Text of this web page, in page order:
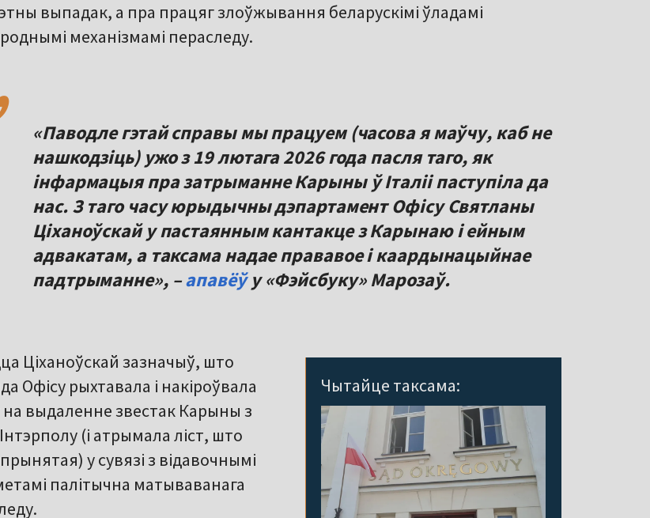
выпадак, а пра працяг злоўжывання беларускімі ўладамі
механізмамі пераследу.
«Паводле гэтай справы мы працуем (часова я маўчу, каб не
нашкодзіць) ужо з 19 лютага 2026 года пасля таго, як
інфармацыя пра затрыманне Карыны ў Італіі паступіла да
нас. З таго часу юрыдычны дэпартамент Офісу Святланы
Ціханоўскай у пастаянным кантакце з Карынаю і ейным
адвакатам, а таксама надае прававое і каардынацыйнае
падтрыманне», –апавёўу «Фэйсбуку» Марозаў.
Чытайце таксама:
Ціханоўскай зазначыў, што
Офісу рыхтавала і накіроўвала
выдаленне звестак Карыны з
(і атрымала ліст, што
у сувязі з відавочнымі
палітычна матываванага